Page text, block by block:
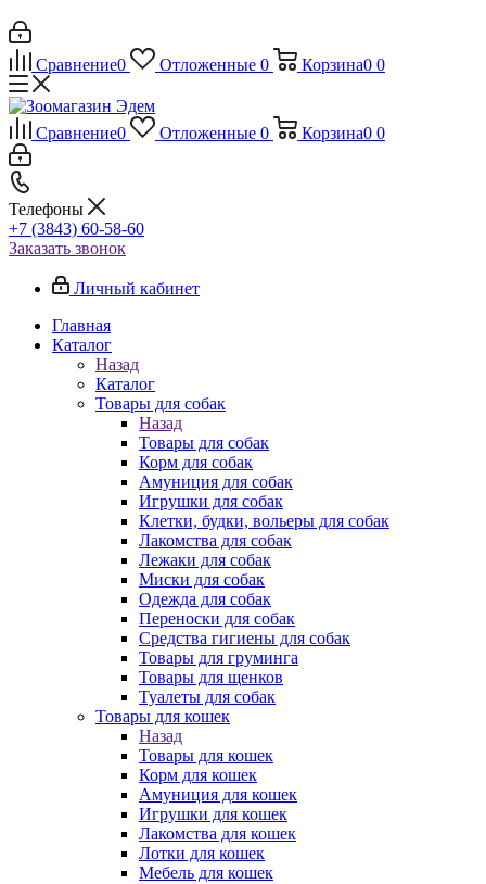
Сравнение0 Отложенные 0 Корзина0 0
Сравнение0 Отложенные 0 Корзина0 0
Телефоны
+7 (3843) 60-58-60
Заказать звонок
Личный кабинет
Главная
Каталог
Назад
Каталог
Товары для собак
Назад
Товары для собак
Корм для собак
Амуниция для собак
Игрушки для собак
Клетки, будки, вольеры для собак
Лакомства для собак
Лежаки для собак
Миски для собак
Одежда для собак
Переноски для собак
Средства гигиены для собак
Товары для груминга
Товары для щенков
Туалеты для собак
Товары для кошек
Назад
Товары для кошек
Корм для кошек
Амуниция для кошек
Игрушки для кошек
Лакомства для кошек
Лотки для кошек
Мебель для кошек